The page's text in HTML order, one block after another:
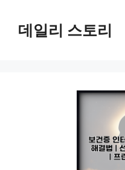
데일리 스토리